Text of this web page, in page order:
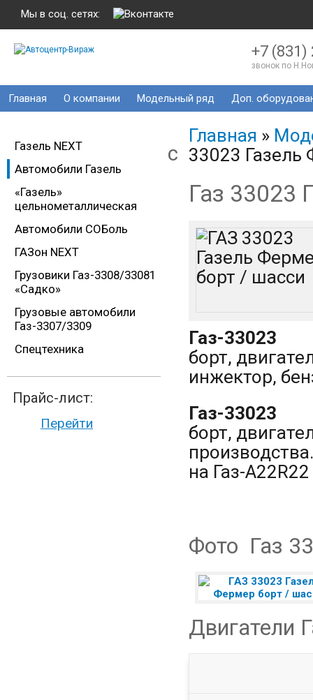
Мы в соц. сетях:
+7 (831)
звонок по
Главная О компании Модельный ряд Доп.
Главная »
33023
Газ 33023
Газ-33023
борт,
инжектор,
Газ-33023
борт,
на Газ-
Фото Газ
Двигатели
Газель NEXT
Автомобили Газель
«Газель»
цельнометаллическая
Автомобили СОБоль
ГАЗон NEXT
Грузовики Газ-3308/33081
«Садко»
Грузовые автомобили
Газ-3307/3309
Спецтехника
Прайс-лист:
Перейти
c